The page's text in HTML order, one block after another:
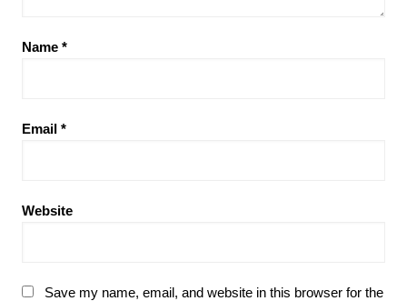
Name *
Email *
Website
Save my name, email, and website in this browser for the